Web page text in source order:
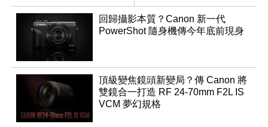
回歸攝影本質？Canon 新一代
PowerShot 隨身機傳今年底前現身
頂級變焦鏡頭新變局？傳 Canon 將
雙鏡合一打造 RF 24-70mm F2L IS
VCM 夢幻規格